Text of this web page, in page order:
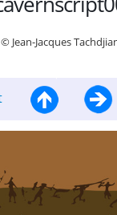
© Jean-Jacques